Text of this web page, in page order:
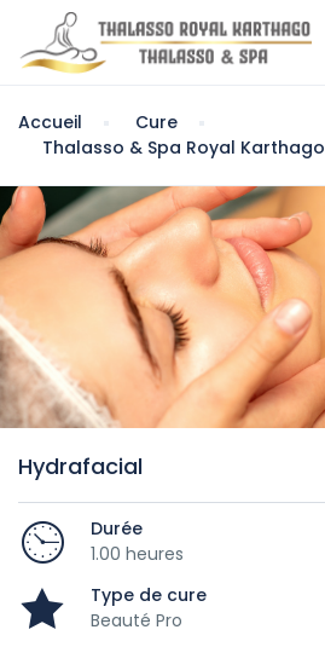
Accueil
Cure
Thalasso & Spa Royal Karthago
Hydrafacial
Durée
1.00 heures
Type de cure
Beauté Pro